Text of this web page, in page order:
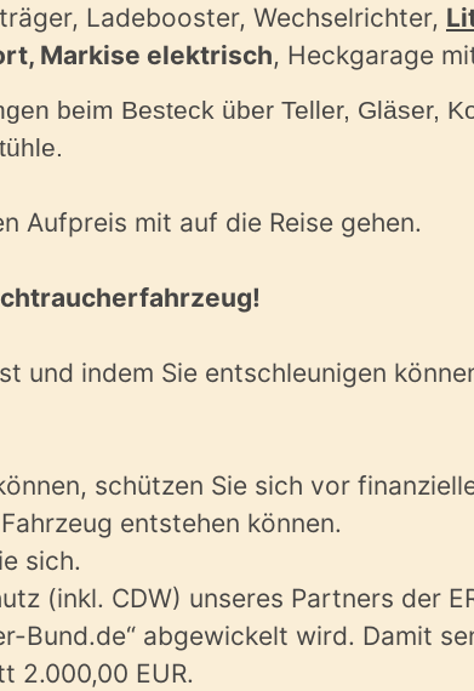
Ladebooster, Wechselrichter,
Markise elektrisch, Heckgarage
beim Besteck über Teller, Gläser,
Aufpreis mit auf die Reise gehen.
und indem Sie entschleunigen
schützen Sie sich vor
entstehen können.
sich.
(inkl. CDW) unseres Partners der
Bund.de“ abgewickelt wird. Damit
2.000,00 EUR.